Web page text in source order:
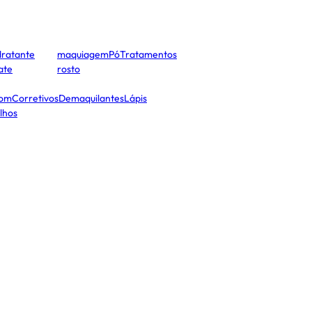
CorretivosDemaquilantesLápis
maquiagemPóTratamentos
rosto